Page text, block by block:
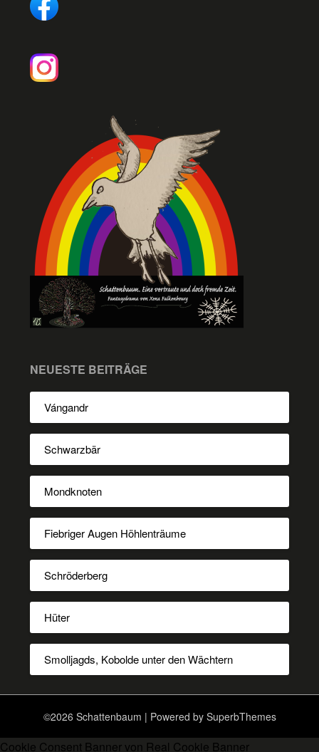
NEUESTE BEITRÄGE
Vángandr
Schwarzbär
Mondknoten
Fiebriger Augen Höhlenträume
Schröderberg
Hüter
Smolljagds, Kobolde unter den Wächtern
©2026 Schattenbaum | Powered by SuperbThemes
Cookie Consent Banner von Real Cookie Banner